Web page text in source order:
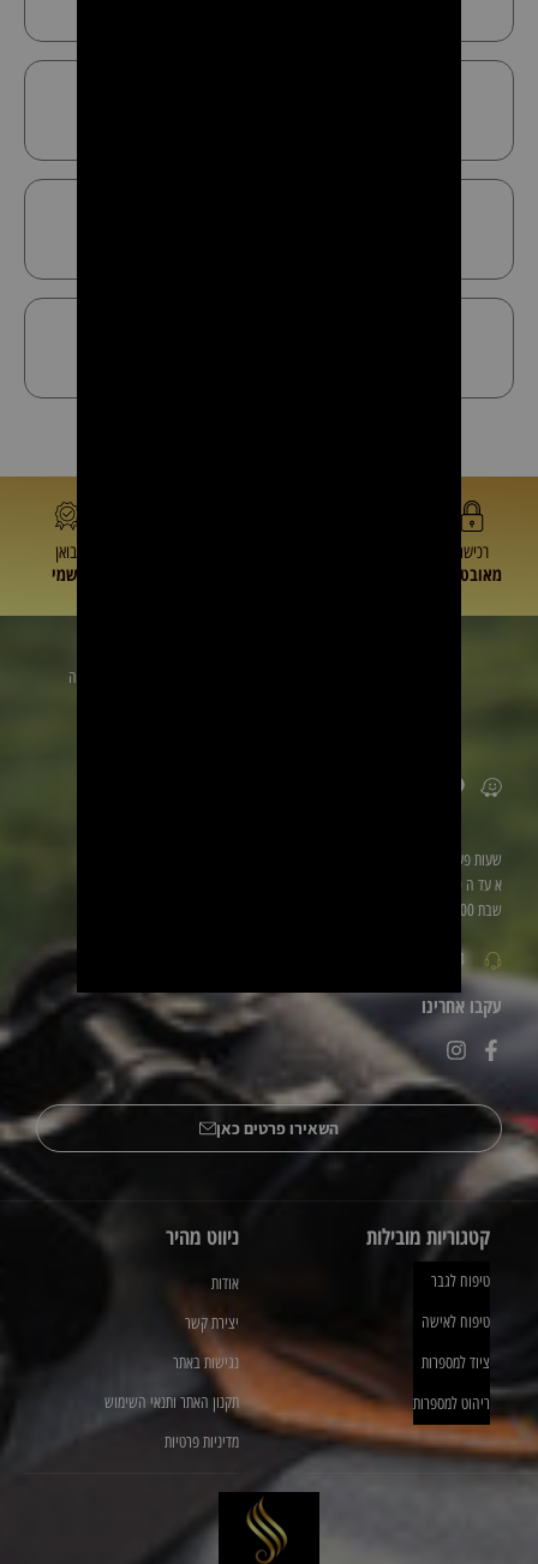
רכישה
מאובטחת
יבואן
רשמי
ניווט מהיר
אודות
יצירת קשר
נגישות באתר
תקנון האתר ותנאי השימוש
מדיניות פרטיות
קטגוריות מובילות
טיפוח לגבר
טיפוח לאישה
ציוד למספרות
ריהוט למספרות
שלנו: טייבה
שעות פעילות
א עד ה 8:00 עד 17:00
שבת 8:00 עד 17:00
0528060094
עקבו אחרינו
השאירו פרטים כאן